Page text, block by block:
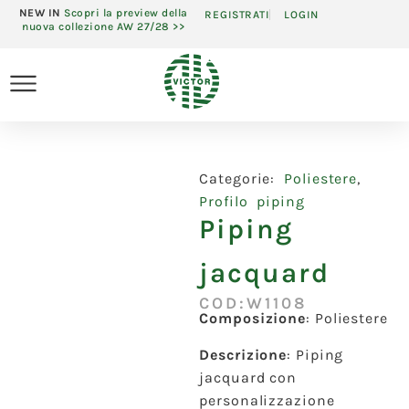
NEW IN Scopri la preview della
nuova collezione AW 27/28 >>
REGISTRATI LOGIN
Categorie: Poliestere,
Profilo piping
Piping
jacquard
COD:W1108
Composizione: Poliestere
Descrizione: Piping
jacquard con
personalizzazione